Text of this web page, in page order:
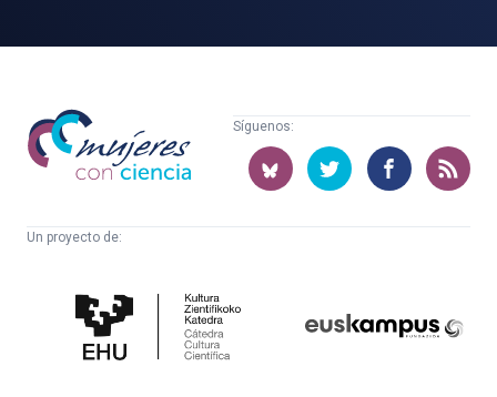
Mujeres
con
ciencia
Síguenos:
Un proyecto de:
Cultura
Científica